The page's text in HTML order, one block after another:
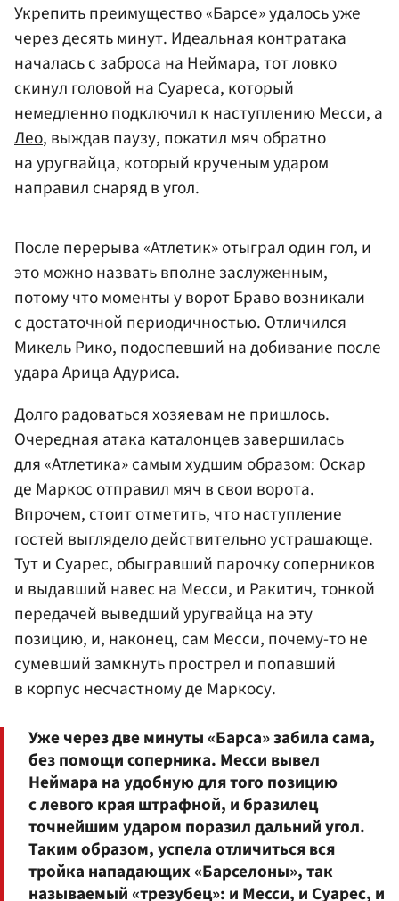
Укрепить преимущество «Барсе» удалось уже
через десять минут. Идеальная контратака
началась с заброса на Неймара, тот ловко
скинул головой на Суареса, который
немедленно подключил к наступлению Месси, а
Лео, выждав паузу, покатил мяч обратно
на уругвайца, который крученым ударом
направил снаряд в угол.
После перерыва «Атлетик» отыграл один гол, и
это можно назвать вполне заслуженным,
потому что моменты у ворот Браво возникали
с достаточной периодичностью. Отличился
Микель Рико, подоспевший на добивание после
удара Арица Адуриса.
Долго радоваться хозяевам не пришлось.
Очередная атака каталонцев завершилась
для «Атлетика» самым худшим образом: Оскар
де Маркос отправил мяч в свои ворота.
Впрочем, стоит отметить, что наступление
гостей выглядело действительно устрашающе.
Тут и Суарес, обыгравший парочку соперников
и выдавший навес на Месси, и Ракитич, тонкой
передачей выведший уругвайца на эту
позицию, и, наконец, сам Месси, почему-то не
сумевший замкнуть прострел и попавший
в корпус несчастному де Маркосу.
Уже через две минуты «Барса» забила сама,
без помощи соперника. Месси вывел
Неймара на удобную для того позицию
с левого края штрафной, и бразилец
точнейшим ударом поразил дальний угол.
Таким образом, успела отличиться вся
тройка нападающих «Барселоны», так
называемый «трезубец»: и Месси, и Суарес, и